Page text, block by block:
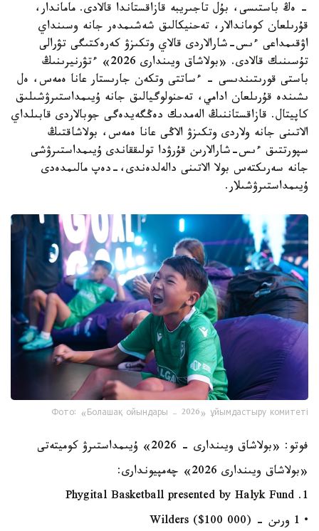
- ەڭ باستىسى، بۇل تاجىريبە قازاقستاندا قالادى. ماماندار،
قۇرىلعان كوماندالار، تەحنيكالىق شەشىمدەر جانە وسىنداي
اۋقىمداعى ءىس-شارالاردى قالاي وتكىزۋ كەرەكتىگى تۋرالى
تۇسىنىك قالادى. «بولاشاق ويىندارى 2026» ءتۋرنيرىنىڭ
باستى قورىتىندىسى - ءساتتى وتكەن جارىستار عانا ەمەس، ەل
ىشىندە قۇرىلعان ادامي، تەحنولوگيالىق جانە ۇيىمداستىرۋشىلىق
كاپيتال. قازاقستاننىڭ الەمدىك دەڭگەيدەگى جوبالاردى قابىلداي
الاتىنى جانە ولاردى وتكىزۋ الاڭى عانا ەمەس، بولاشاقتىڭ
سپورتتىق ءىس-شارالارىن قۇرۋدا تولىققاندى ۇيىمداستىرۋشى
جانە سەرىكتەس بولا الاتىنى دالەلدەندى،-دەپ مالىمدەدى
ۇيىمداستىرۋشىلار.
Фото: «Болашақ ойындары – 2026» ұйымдастыру комитеті
فوتو: «بولاشاق ويىندارى - 2026» ۇيىمداستىرۋ كوميتەتى
«بولاشاق ويىندارى 2026» چەمپيوندارى:
1. Phygital Basketball presented by Halyk Fund
• 1 ورىن - Wilders ($100 000)